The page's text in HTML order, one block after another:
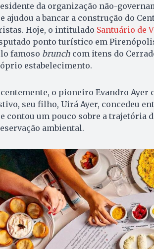
da organização não-
ajudou a bancar a construção do
Hoje, o intitulado Santuário de
ponto turístico em
famoso brunchcom itens do
estabelecimento.
o pioneiro Evandro Ayer
seu filho, Uirá Ayer, concedeu
contou um pouco sobre a trajetória
ambiental.